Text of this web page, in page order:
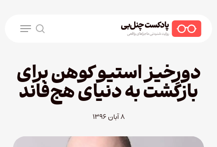
search
Menu
دورخیز استیو کوهن برای
بازگشت به دنیای هج‌فاند
۸ آبان ۱۳۹۶